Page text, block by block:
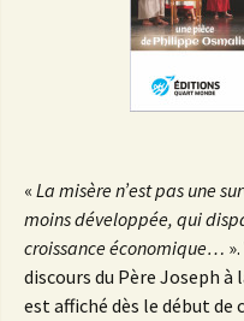
« La misère n’est pas une
moins développée, qui
croissance économique…
discours du Père Joseph
est affiché dès le début de